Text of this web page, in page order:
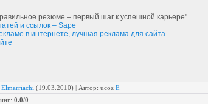
резюме – первый шаг к успешной карьере"
и ссылок – Sape
в интернете, лучшая реклама для сайта
Elmarriachi (19.03.2010) | Автор: ucoz E
: 0.0/0